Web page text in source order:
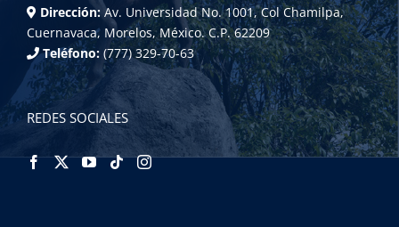
Dirección: Av. Universidad No. 1001, Col Chamilpa,
Cuernavaca, Morelos, México. C.P. 62209
Teléfono: (777) 329-70-63
REDES SOCIALES